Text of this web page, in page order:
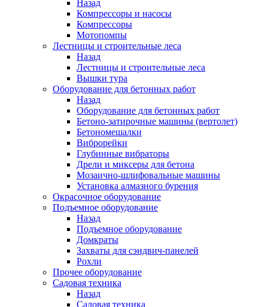
Назад
Компрессоры и насосы
Компрессоры
Мотопомпы
Лестницы и строительные леса
Назад
Лестницы и строительные леса
Вышки тура
Оборудование для бетонных работ
Назад
Оборудование для бетонных работ
Бетоно-затирочные машины (вертолет)
Бетономешалки
Виброрейки
Глубинные вибраторы
Дрели и миксеры для бетона
Мозаично-шлифовальные машины
Установка алмазного бурения
Окрасочное оборудование
Подъемное оборудование
Назад
Подъемное оборудование
Домкраты
Захваты для сэндвич-панелей
Рохли
Прочее оборудование
Садовая техника
Назад
Садовая техника